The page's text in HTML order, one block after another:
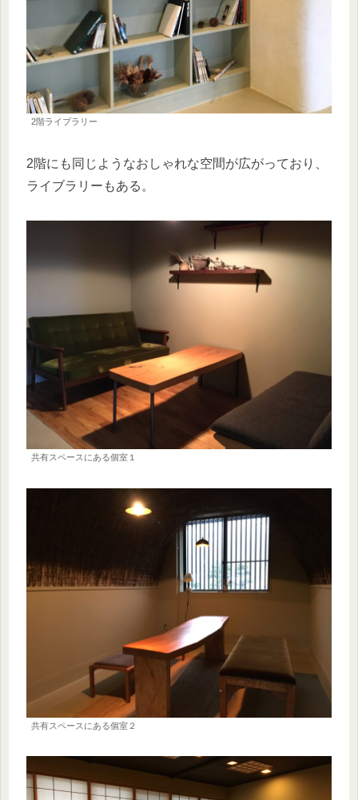
2階ライブラリー
2階にも同じようなおしゃれな空間が広がっており、
ライブラリーもある。
共有スペースにある個室１
共有スペースにある個室２